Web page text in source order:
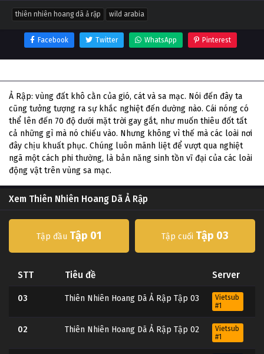
thiên nhiên hoang dã ả rập wild arabia
Facebook Twitter WhatsApp Pinterest
Ả Rập: vùng đất khô cằn của gió, cát và sa mạc. Nói đến đây ta
cũng tưởng tượng ra sự khắc nghiệt đến dường nào. Cái nóng có
thể lên đến 70 độ dưới mặt trời gay gắt, như muốn thiêu đốt tất
cả những gì mà nó chiếu vào. Nhưng không vì thế mà các loài nơi
đây chịu khuất phục. Chúng luôn mãnh liệt để vượt qua nghiệt
ngã một cách phi thường, là bản năng sinh tồn vĩ đại của các loài
động vật trên vùng sa mạc.
Xem Thiên Nhiên Hoang Dã Ả Rập
Tập đầu Tập 01 Tập cuối Tập 03
STT Tiêu đề Server
03 Thiên Nhiên Hoang Dã Ả Rập Tập 03
Vietsub
#1
02 Thiên Nhiên Hoang Dã Ả Rập Tập 02
Vietsub
#1